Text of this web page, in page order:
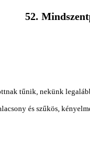
52.
tűnik, nekünk
és szűkös,